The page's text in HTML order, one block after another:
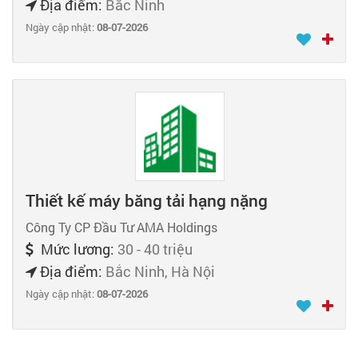
Địa điểm: Bắc Ninh
Ngày cập nhật:08-07-2026
Thiết kế máy băng tải hạng nặng
Công Ty CP Đầu Tư AMA Holdings
Mức lương: 30 - 40 triệu
Địa điểm: Bắc Ninh, Hà Nội
Ngày cập nhật:08-07-2026